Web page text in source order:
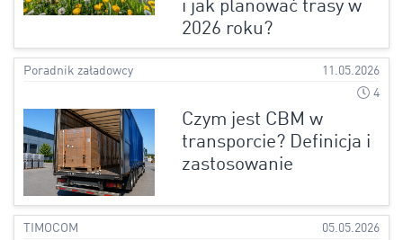
i jak planować trasy w
2026 roku?
Poradnik załadowcy
11.05.2026
4
Czym jest CBM w
transporcie? Definicja i
zastosowanie
TIMOCOM
05.05.2026